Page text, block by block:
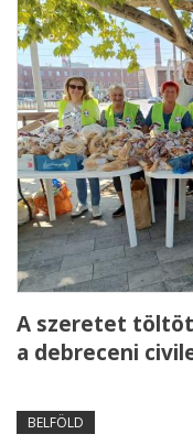
A szeretet
a debreceni
BELFÖLD